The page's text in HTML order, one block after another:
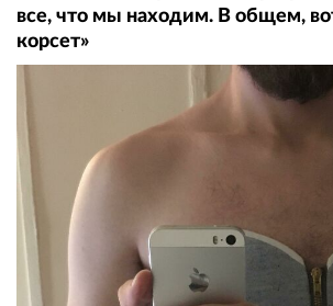
все, что мы находим. В общем,
корсет»